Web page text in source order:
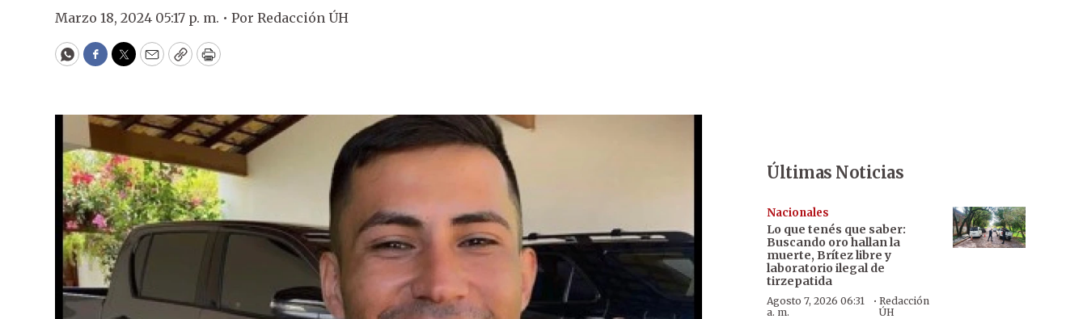
Marzo 18, 2024 05:17 p. m. • Por Redacción ÚH
WhatsApp
Facebook
Twitter
EmailCopyPrint
Últimas Noticias
Nacionales
Lo que tenés que saber:
Buscando oro hallan la
muerte, Brítez libre y
laboratorio ilegal de
tirzepatida
Agosto 7, 2026 06:31
a. m.
· Redacción
ÚH